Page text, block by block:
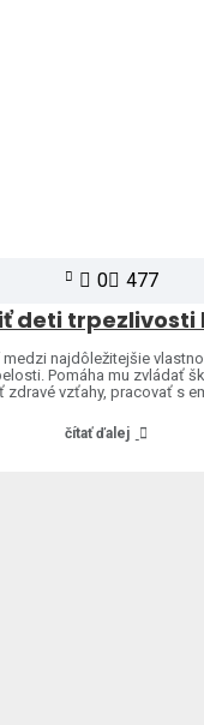
0 477
najdôležitejšie
Pomáha mu zvládať
zdravé vzťahy, pracovať s
čítať ďalej